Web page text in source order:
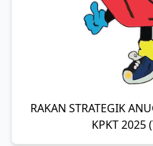
RAKAN STRATEGIK
KPKT 2025